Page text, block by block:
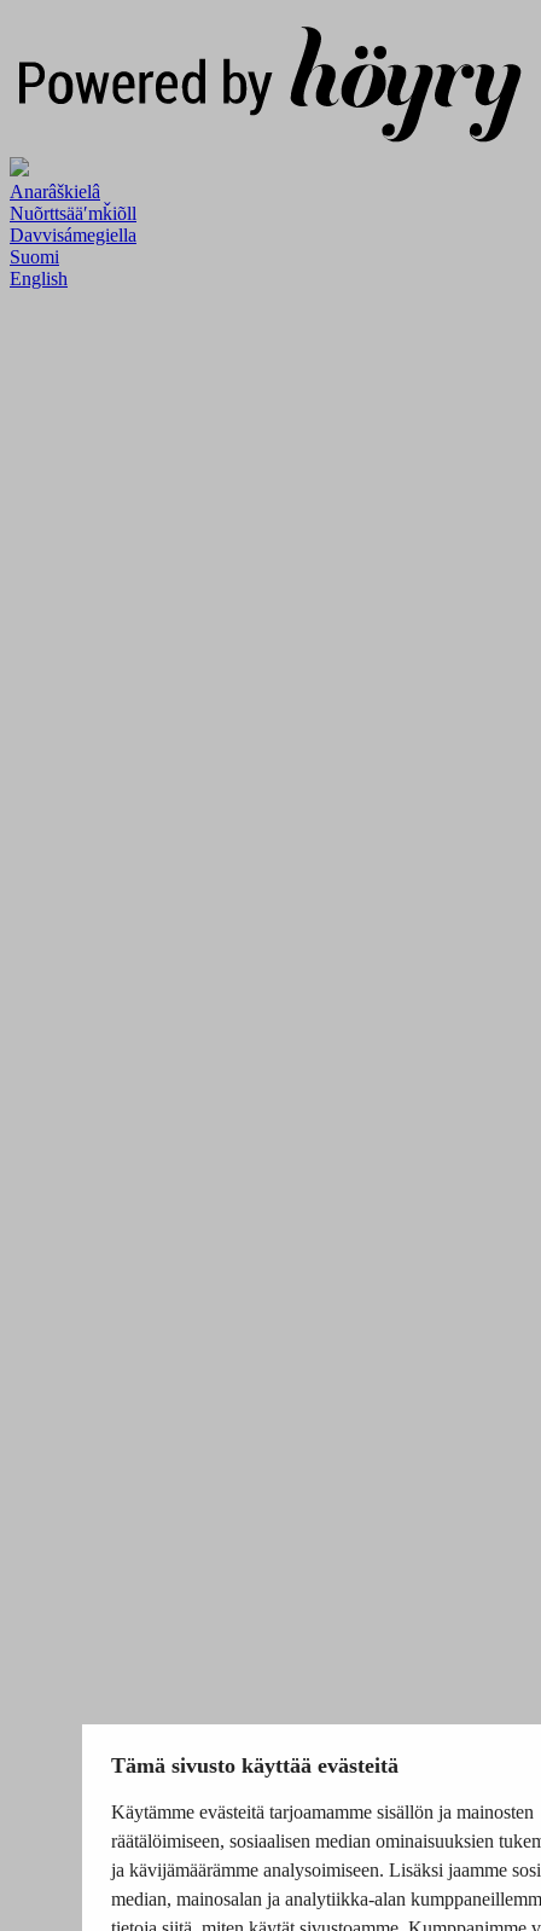
Tämä sivusto käyttää evästeitä
Käytämme evästeitä tarjoamamme sisällön ja mainosten
räätälöimiseen, sosiaalisen median ominaisuuksien
ja kävijämäärämme analysoimiseen. Lisäksi jaamme
median, mainosalan ja analytiikka-alan
Anarâškielâ
Nuõrttsääʹmǩiõll
Davvisámegiella
Suomi
English